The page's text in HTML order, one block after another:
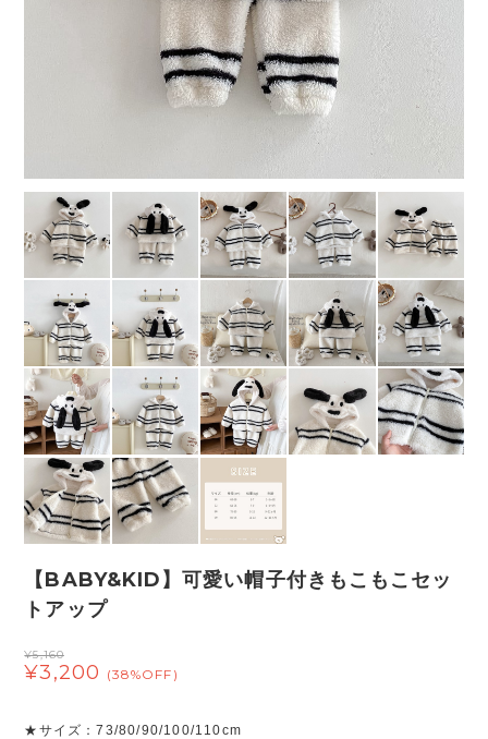
【BABY&KID】可愛い帽子付きもこもこセッ
トアップ
¥5,160
¥3,200 (38%OFF)
★サイズ：73/80/90/100/110cm